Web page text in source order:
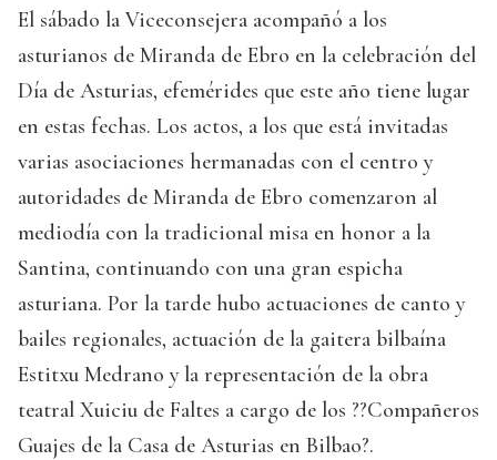
El sábado la Viceconsejera acompañó a los
asturianos de Miranda de Ebro en la celebración del
Día de Asturias, efemérides que este año tiene lugar
en estas fechas. Los actos, a los que está invitadas
varias asociaciones hermanadas con el centro y
autoridades de Miranda de Ebro comenzaron al
mediodía con la tradicional misa en honor a la
Santina, continuando con una gran espicha
asturiana. Por la tarde hubo actuaciones de canto y
bailes regionales, actuación de la gaitera bilbaína
Estitxu Medrano y la representación de la obra
teatral Xuiciu de Faltes a cargo de los ??Compañeros
Guajes de la Casa de Asturias en Bilbao?.